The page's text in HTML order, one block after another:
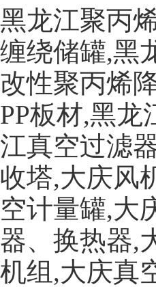
黑龙江聚丙
缠绕储罐,黑
改性聚丙烯
PP板材,黑
江真空过滤
收塔,大庆风
空计量罐,大
器、换热器,
机组,大庆真